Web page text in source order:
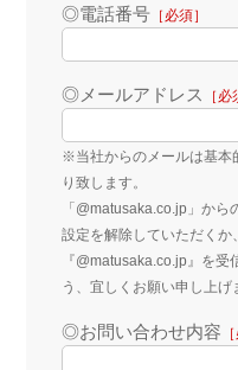
◎電話番号［必須］
◎メールアドレス ［必
※当社からのメールは基本
り致します。
「@matusaka.co.jp」か
設定を解除していただくか
『@matusaka.co.jp』を受
う、宜しくお願い申し上げ
◎お問い合わせ内容